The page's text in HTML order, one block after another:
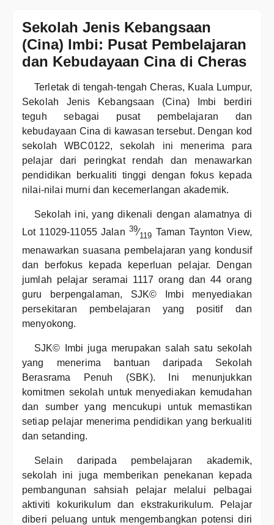
Sekolah Jenis Kebangsaan
(Cina) Imbi: Pusat Pembelajaran
dan Kebudayaan Cina di Cheras
Terletak di tengah-tengah Cheras, Kuala Lumpur,
Sekolah Jenis Kebangsaan (Cina) Imbi berdiri
teguh sebagai pusat pembelajaran dan
kebudayaan Cina di kawasan tersebut. Dengan kod
sekolah WBC0122, sekolah ini menerima para
pelajar dari peringkat rendah dan menawarkan
pendidikan berkualiti tinggi dengan fokus kepada
nilai-nilai murni dan kecemerlangan akademik.
Sekolah ini, yang dikenali dengan alamatnya di
Lot 11029-11055 Jalan 39⁄119 Taman Taynton View,
menawarkan suasana pembelajaran yang kondusif
dan berfokus kepada keperluan pelajar. Dengan
jumlah pelajar seramai 1117 orang dan 44 orang
guru berpengalaman, SJK© Imbi menyediakan
persekitaran pembelajaran yang positif dan
menyokong.
SJK© Imbi juga merupakan salah satu sekolah
yang menerima bantuan daripada Sekolah
Berasrama Penuh (SBK). Ini menunjukkan
komitmen sekolah untuk menyediakan kemudahan
dan sumber yang mencukupi untuk memastikan
setiap pelajar menerima pendidikan yang berkualiti
dan setanding.
Selain daripada pembelajaran akademik,
sekolah ini juga memberikan penekanan kepada
pembangunan sahsiah pelajar melalui pelbagai
aktiviti kokurikulum dan ekstrakurikulum. Pelajar
diberi peluang untuk mengembangkan potensi diri